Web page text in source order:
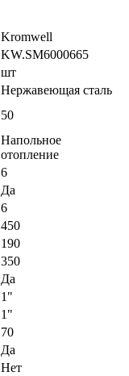
Kromwell
KW.SM6000665
шт
Нержавеющая сталь
50
Напольное
отопление
6
Да
6
450
190
350
Да
1"
1"
70
Да
Нет